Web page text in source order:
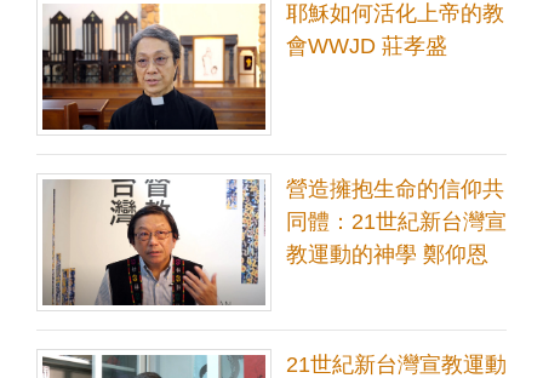
耶穌如何活化上帝的教
會WWJD 莊孝盛
營造擁抱生命的信仰共
同體：21世紀新台灣宣
教運動的神學 鄭仰恩
21世紀新台灣宣教運動